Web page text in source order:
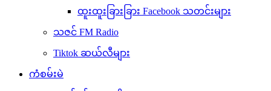
ထူးထူးခြားခြား Facebook သတင်းများ
သဇင် FM Radio
Tiktok ဆယ်လီများ
ကံစမ်းမဲ